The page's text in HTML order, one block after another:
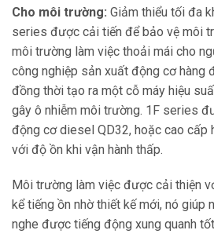
Cho môi trường: Giảm thiểu tối đa
series được cải tiến để bảo vệ môi
môi trường làm việc thoải mái cho
công nghiệp sản xuất động cơ hàng
đồng thời tạo ra một cỗ máy hiệu
gây ô nhiễm môi trường. 1F series
động cơ diesel QD32, hoặc cao cấp
với độ ồn khi vận hành thấp.
Môi trường làm việc được cải thiện
kể tiếng ồn nhờ thiết kế mới, nó giúp
nghe được tiếng động xung quanh